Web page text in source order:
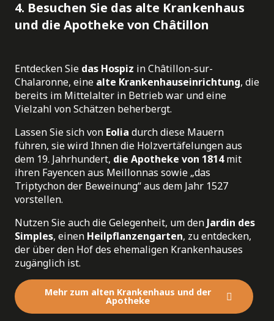
4. Besuchen Sie das alte Krankenhaus
und die Apotheke von Châtillon
Entdecken Sie das Hospiz in Châtillon-sur-
Chalaronne, eine alte Krankenhauseinrichtung, die
bereits im Mittelalter in Betrieb war und eine
Vielzahl von Schätzen beherbergt.
Lassen Sie sich von Eolia durch diese Mauern
führen, sie wird Ihnen die Holzvertäfelungen aus
dem 19. Jahrhundert, die Apotheke von 1814mit
ihren Fayencen aus Meillonnas sowie „das
Triptychon der Beweinung“ aus dem Jahr 1527
vorstellen.
Nutzen Sie auch die Gelegenheit, um den Jardin des
Simples, einen Heilpflanzengarten, zu entdecken,
der über den Hof des ehemaligen Krankenhauses
zugänglich ist.
Mehr zum alten Krankenhaus und der
Apotheke